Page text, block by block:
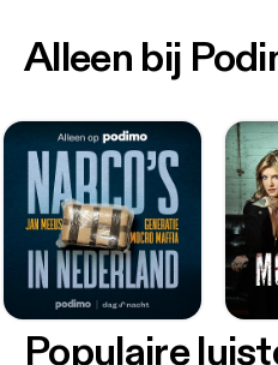
Alleen bij
Populaire